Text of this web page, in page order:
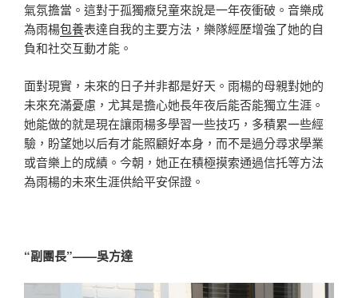
氣氛擔當。這對于孤獨癥兒童來說是一年夜衝破。音樂成
為雨楊包養表達自我的主要方法，樂隊經歷增強了她的自
負和社交互動才能。
面對現實，未來的日子并非都是好天。雨楊的母親對她的
未來充滿憂慮，尤其是擔心她長年夜后能否能獨立生涯。
她能做的就是現在讓雨楊多學習一些技巧，多積累一些經
驗，盼望她以后有才能照顧好本身，而不是過分尋求學業
或音樂上的成績。今朝，她正在積極摸索通過信托等方法
為雨楊的未來生涯供給平安保證。
“副團長”——吳方達